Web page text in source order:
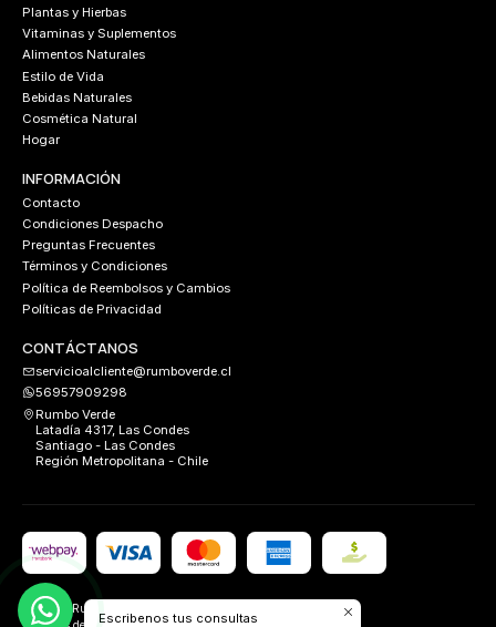
Plantas y Hierbas
Vitaminas y Suplementos
Alimentos Naturales
Estilo de Vida
Bebidas Naturales
Cosmética Natural
Hogar
INFORMACIÓN
Contacto
Condiciones Despacho
Preguntas Frecuentes
Términos y Condiciones
Política de Reembolsos y Cambios
Políticas de Privacidad
CONTÁCTANOS
servicioalcliente@rumboverde.cl
56957909298
Rumbo Verde
Latadía 4317, Las Condes
Santiago - Las Condes
Región Metropolitana - Chile
2026 Rumbo Verde.
Escribenos tus consultas